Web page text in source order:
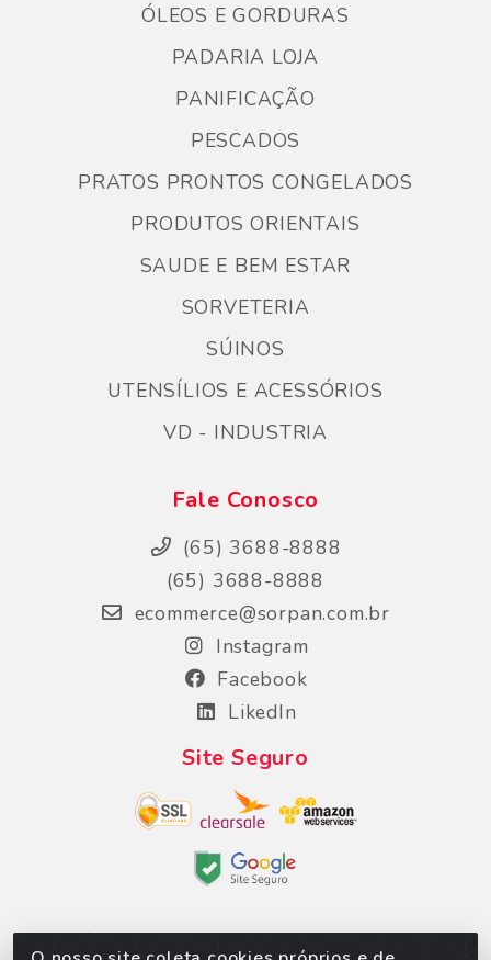
ÓLEOS E GORDURAS
PADARIA LOJA
PANIFICAÇÃO
PESCADOS
PRATOS PRONTOS CONGELADOS
PRODUTOS ORIENTAIS
SAUDE E BEM ESTAR
SORVETERIA
SÚINOS
UTENSÍLIOS E ACESSÓRIOS
VD - INDUSTRIA
Fale Conosco
(65) 3688-8888
(65) 3688-8888
ecommerce@sorpan.com.br
Instagram
Facebook
LikedIn
Site Seguro